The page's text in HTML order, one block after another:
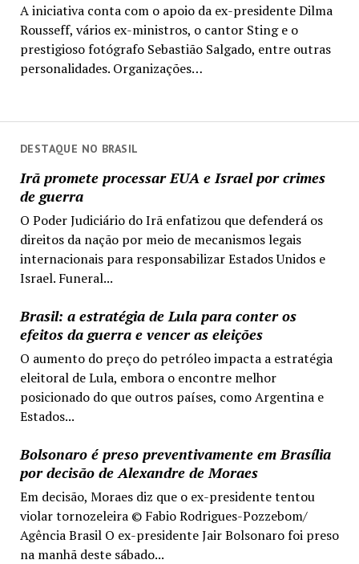
DESTAQUE NO BRASIL
Irã promete processar EUA e Israel por crimes
de guerra
O Poder Judiciário do Irã enfatizou que defenderá os
direitos da nação por meio de mecanismos legais
internacionais para responsabilizar Estados Unidos e
Israel. Funeral...
Brasil: a estratégia de Lula para conter os
efeitos da guerra e vencer as eleições
O aumento do preço do petróleo impacta a estratégia
eleitoral de Lula, embora o encontre melhor
posicionado do que outros países, como Argentina e
Estados...
Bolsonaro é preso preventivamente em Brasília
por decisão de Alexandre de Moraes
Em decisão, Moraes diz que o ex-presidente tentou
violar tornozeleira © Fabio Rodrigues-Pozzebom/
Agência Brasil O ex-presidente Jair Bolsonaro foi preso
na manhã deste sábado...
A iniciativa conta com o apoio da ex-presidente Dilma
Rousseff, vários ex-ministros, o cantor Sting e o
prestigioso fotógrafo Sebastião Salgado, entre outras
personalidades. Organizações…